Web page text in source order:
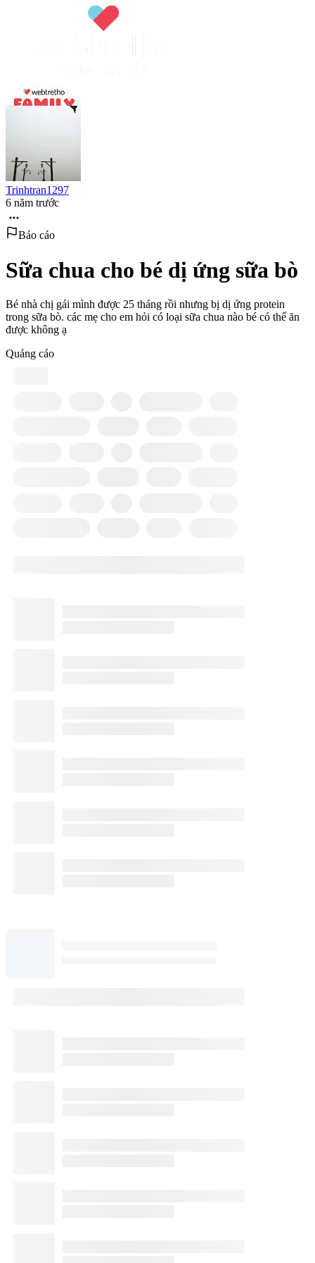
Trinhtran1297
6 năm trước
Báo cáo
Sữa chua cho bé dị ứng sữa bò
Bé nhà chị gái mình được 25 tháng rồi nhưng bị dị ứng protein
trong sữa bò. các mẹ cho em hỏi có loại sữa chua nào bé có thể ăn
được không ạ
Quảng cáo